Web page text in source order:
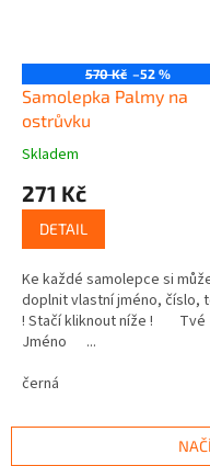
570 Kč –52 %
Samolepka Palmy na
ostrůvku
Skladem
271 Kč
DETAIL
Ke každé samolepce si
doplnit vlastní jméno, číslo,
! Stačí kliknout níže ! Tvé
Jméno ...
černá